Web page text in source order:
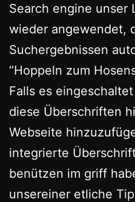
Search engine unser
wieder angewendet,
Suchergebnissen
“Hoppeln zum
Falls es
diese Überschriften
Webseite
integrierte
benützen im griff
unsereiner etliche